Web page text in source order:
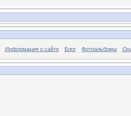
Информация о сайте Блог Фотоальбомы